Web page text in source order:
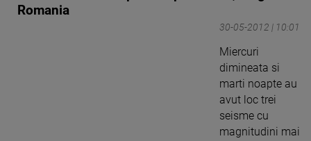
Romania
30-05-2012 | 10:01
Miercuri
dimineata si
marti noapte au
avut loc trei
seisme cu
magnitudini mai